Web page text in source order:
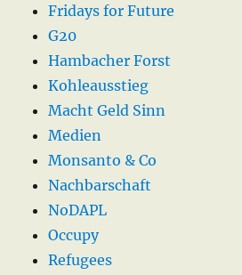
Fridays for Future
G20
Hambacher Forst
Kohleausstieg
Macht Geld Sinn
Medien
Monsanto & Co
Nachbarschaft
NoDAPL
Occupy
Refugees